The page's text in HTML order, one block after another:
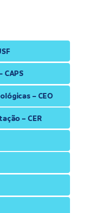
CAPS
– CEO
– CER